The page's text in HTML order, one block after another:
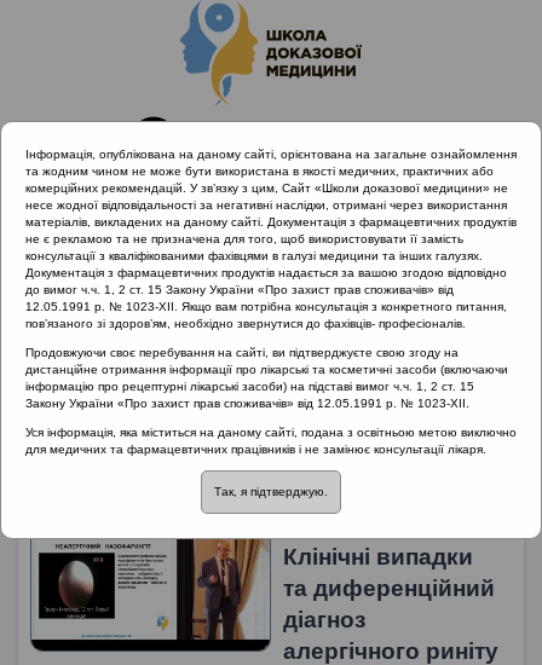
Головна Проведені заходи :: Тонзиліт
Проведені заходи::Тонзиліт
Рубрика:
Лектор: Пухлік Сергій Михайлович
Клінічні випадки
та диференційний
діагноз
алергічного риніту
Інформація, опублікована на даному сайті, орієнтована на загальне ознайомлення
та жодним чином не може бути використана в якості медичних, практичних або
комерційних рекомендацій. У зв’язку з цим, Сайт «Школи доказової медицини» не
несе жодної відповідальності за негативні наслідки, отримані через використання
матеріалів, викладених на даному сайті. Документація з фармацевтичних продуктів
не є рекламою та не призначена для того, щоб використовувати її замість
консультації з кваліфікованими фахівцями в галузі медицини та інших галузях.
Документація з фармацевтичних продуктів надається за вашою згодою відповідно
до вимог ч.ч. 1, 2 ст. 15 Закону України «Про захист прав споживачів» від
12.05.1991 р. № 1023-XII. Якщо вам потрібна консультація з конкретного питання,
пов’язаного зі здоров’ям, необхідно звернутися до фахівців- професіоналів.
Продовжуючи своє перебування на сайті, ви підтверджуєте свою згоду на
дистанційне отримання інформації про лікарські та косметичні засоби (включаючи
інформацію про рецептурні лікарські засоби) на підставі вимог ч.ч. 1, 2 ст. 15
Закону України «Про захист прав споживачів» від 12.05.1991 р. № 1023-XII.
Уся інформація, яка міститься на даному сайті, подана з освітньою метою виключно
для медичних та фармацевтичних працівників і не замінює консультації лікаря.
Так, я підтверджую.